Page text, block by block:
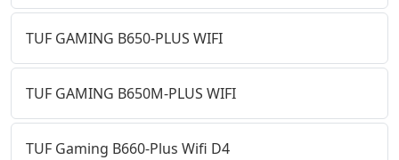
TUF GAMING B650-PLUS WIFI
TUF GAMING B650M-PLUS WIFI
TUF Gaming B660-Plus Wifi D4